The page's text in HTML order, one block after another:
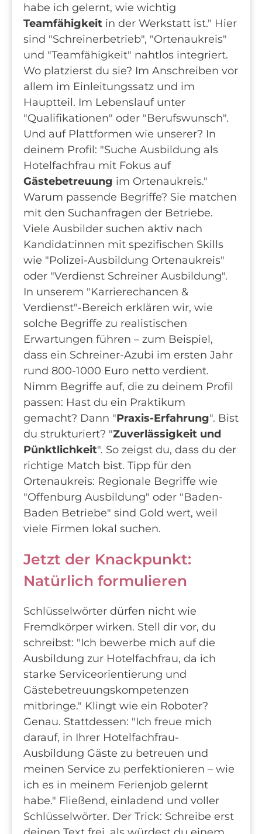
habe ich gelernt, wie wichtig
Teamfähigkeit in der Werkstatt ist." Hier
sind "Schreinerbetrieb", "Ortenaukreis"
und "Teamfähigkeit" nahtlos integriert.
Wo platzierst du sie? Im Anschreiben vor
allem im Einleitungssatz und im
Hauptteil. Im Lebenslauf unter
"Qualifikationen" oder "Berufswunsch".
Und auf Plattformen wie unserer? In
deinem Profil: "Suche Ausbildung als
Hotelfachfrau mit Fokus auf
Gästebetreuung im Ortenaukreis."
Warum passende Begriffe? Sie matchen
mit den Suchanfragen der Betriebe.
Viele Ausbilder suchen aktiv nach
Kandidat:innen mit spezifischen Skills
wie "Polizei-Ausbildung Ortenaukreis"
oder "Verdienst Schreiner Ausbildung".
In unserem "Karrierechancen &
Verdienst"-Bereich erklären wir, wie
solche Begriffe zu realistischen
Erwartungen führen – zum Beispiel,
dass ein Schreiner-Azubi im ersten Jahr
rund 800-1000 Euro netto verdient.
Nimm Begriffe auf, die zu deinem Profil
passen: Hast du ein Praktikum
gemacht? Dann "Praxis-Erfahrung". Bist
du strukturiert? "Zuverlässigkeit und
Pünktlichkeit". So zeigst du, dass du der
richtige Match bist. Tipp für den
Ortenaukreis: Regionale Begriffe wie
"Offenburg Ausbildung" oder "Baden-
Baden Betriebe" sind Gold wert, weil
viele Firmen lokal suchen.
Jetzt der Knackpunkt:
Natürlich formulieren
Schlüsselwörter dürfen nicht wie
Fremdkörper wirken. Stell dir vor, du
schreibst: "Ich bewerbe mich auf die
Ausbildung zur Hotelfachfrau, da ich
starke Serviceorientierung und
Gästebetreuungskompetenzen
mitbringe." Klingt wie ein Roboter?
Genau. Stattdessen: "Ich freue mich
darauf, in Ihrer Hotelfachfrau-
Ausbildung Gäste zu betreuen und
meinen Service zu perfektionieren – wie
ich es in meinem Ferienjob gelernt
habe." Fließend, einladend und voller
Schlüsselwörter. Der Trick: Schreibe erst